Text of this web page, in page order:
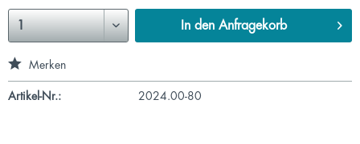
In den Anfragekorb
Merken
Artikel-Nr.: 2024.00-80